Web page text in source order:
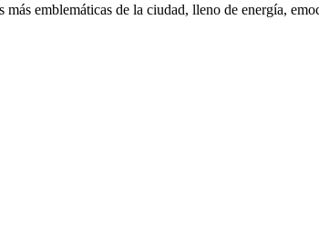
emblemáticas de la ciudad, lleno de energía,